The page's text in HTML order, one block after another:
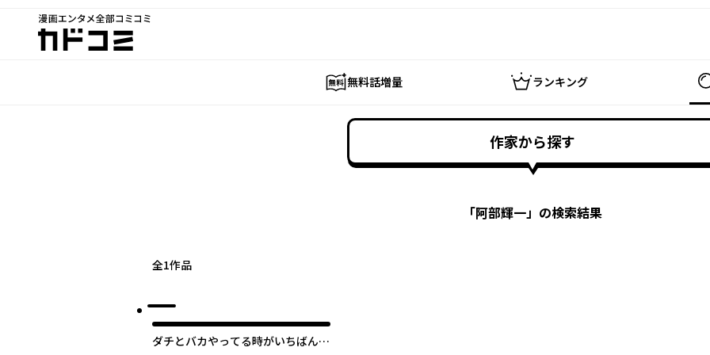
漫画エンタメ全部コミコミ
カドコミ
無料話増量 ランキング
作家から探す
「阿部輝一」の検索結果
全1作品
ダチとバカやってる時がいちばん楽